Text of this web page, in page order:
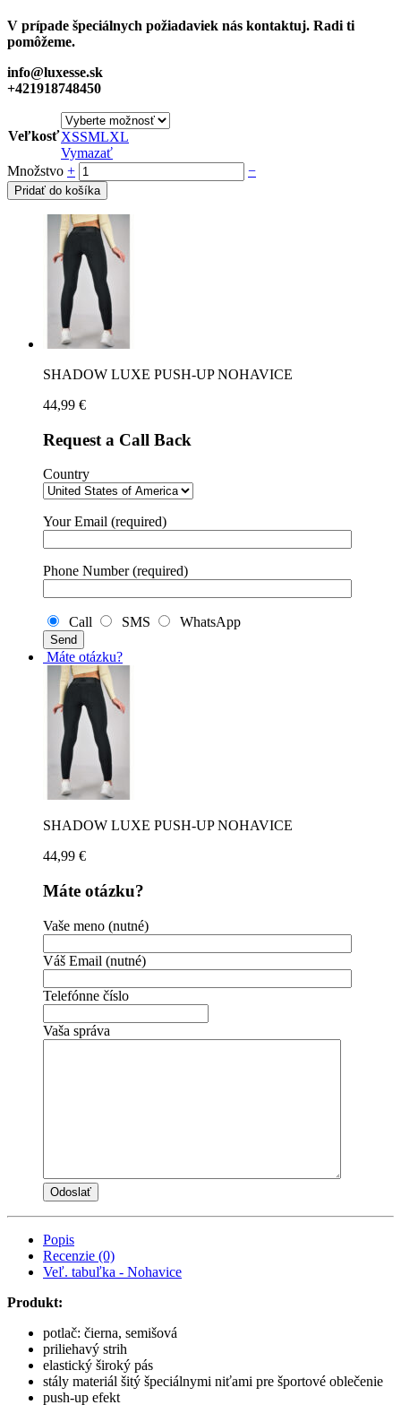
V prípade špeciálnych požiadaviek nás kontaktuj. Radi ti
pomôžeme.
info@luxesse.sk
+421918748450
VeľkosťXSSMLXL
Vymazať
Množstvo + −
Pridať do košíka
SHADOW LUXE PUSH-UP NOHAVICE
44,99 €
Request a Call Back
Country
Your Email (required)
Phone Number (required)
Call SMS WhatsApp
Máte otázku?
SHADOW LUXE PUSH-UP NOHAVICE
44,99 €
Máte otázku?
Vaše meno (nutné)
Váš Email (nutné)
Telefónne číslo
Vaša správa
Popis
Recenzie (0)
Veľ. tabuľka - Nohavice
Produkt:
potlač: čierna, semišová
priliehavý strih
elastický široký pás
stály materiál šitý špeciálnymi niťami pre športové oblečenie
push-up efekt